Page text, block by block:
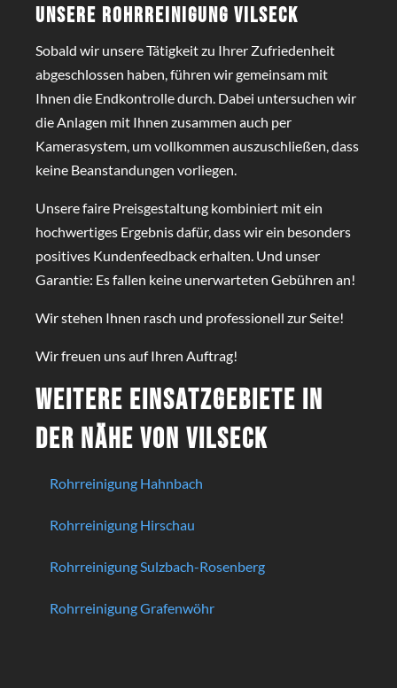
unsere Rohrreinigung Vilseck
Sobald wir unsere Tätigkeit zu Ihrer Zufriedenheit
abgeschlossen haben, führen wir gemeinsam mit
Ihnen die Endkontrolle durch. Dabei untersuchen wir
die Anlagen mit Ihnen zusammen auch per
Kamerasystem, um vollkommen auszuschließen, dass
keine Beanstandungen vorliegen.
Unsere faire Preisgestaltung kombiniert mit ein
hochwertiges Ergebnis dafür, dass wir ein besonders
positives Kundenfeedback erhalten. Und unser
Garantie: Es fallen keine unerwarteten Gebühren an!
Wir stehen Ihnen rasch und professionell zur Seite!
Wir freuen uns auf Ihren Auftrag!
Weitere Einsatzgebiete in
der Nähe von Vilseck
Rohrreinigung Hahnbach
Rohrreinigung Hirschau
Rohrreinigung Sulzbach-Rosenberg
Rohrreinigung Grafenwöhr